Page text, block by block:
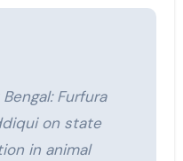
Furfura
on state
in animal